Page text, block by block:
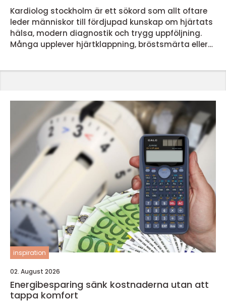
Kardiolog stockholm är ett sökord som allt oftare
leder människor till fördjupad kunskap om hjärtats
hälsa, modern diagnostik och trygg uppföljning.
Många upplever hjärtklappning, bröstsmärta eller
sjukdom och ge en bättre livskvalitet. När En Kardi...
inspiration
02. August 2026
Energibesparing sänk kostnaderna utan att
tappa komfort